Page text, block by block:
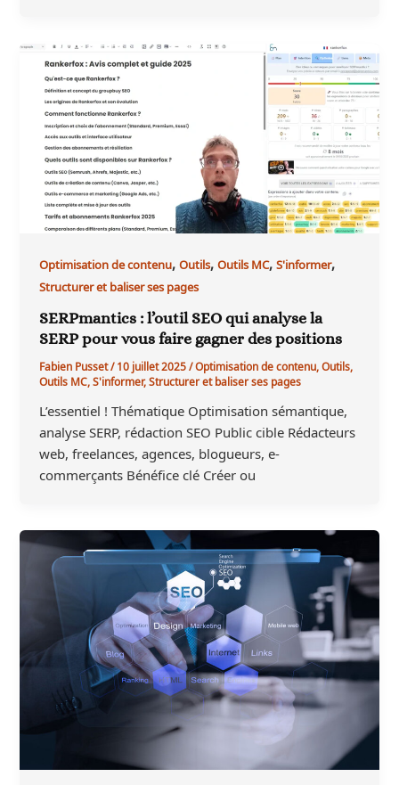
Optimisation de contenu,Outils,Outils MC,S'informer,
Structurer et baliser ses pages
SERPmantics : l’outil SEO qui analyse la
SERP pour vous faire gagner des positions
Fabien Pusset/10 juillet 2025/Optimisation de contenu,Outils,
Outils MC,S'informer,Structurer et baliser ses pages
L’essentiel ! Thématique Optimisation sémantique,
analyse SERP, rédaction SEO Public cible Rédacteurs
web, freelances, agences, blogueurs, e-
commerçants Bénéfice clé Créer ou